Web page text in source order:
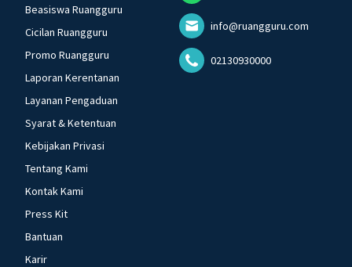
Beasiswa Ruangguru
Cicilan Ruangguru
Promo Ruangguru
Laporan Kerentanan
Layanan Pengaduan
Syarat & Ketentuan
Kebijakan Privasi
Tentang Kami
Kontak Kami
Press Kit
Bantuan
Karir
info@ruangguru.com
02130930000